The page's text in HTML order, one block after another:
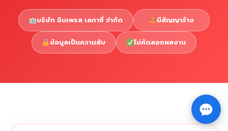
Copyright © 2026 รับทำวิจัย รับทำวิทยานิพนธ์ รับทำ⇧
บริษัท อิมเพรส เลกาซี่ จำกัด มีสัญญาจ้าง
ข้อมูลเป็นความลับ ไม่คัดลอกผลงาน